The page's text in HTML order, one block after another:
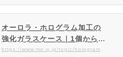
リジナル印刷が可能なトレンドと機能
性を取り入れたミラーケースをお届け
致します。トレンドを取り入れファッ
ション性がアップしたミラーケースの
新ラインナップ登場！実用性も非常に
オーロラ・ホログラム加工の
強化ガラスケース｜1個からご
注文可能。ホログラム加工を